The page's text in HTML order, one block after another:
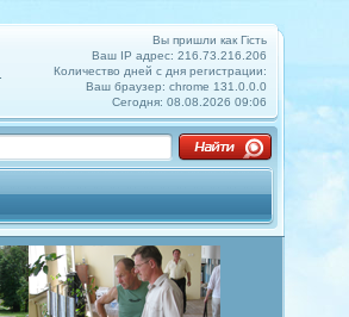
Вы пришли как Гість
Ваш IP адрес: 216.73.216.206
Количество дней с дня регистрации:
Ваш браузер: chrome 131.0.0.0
Сегодня: 08.08.2026 09:06